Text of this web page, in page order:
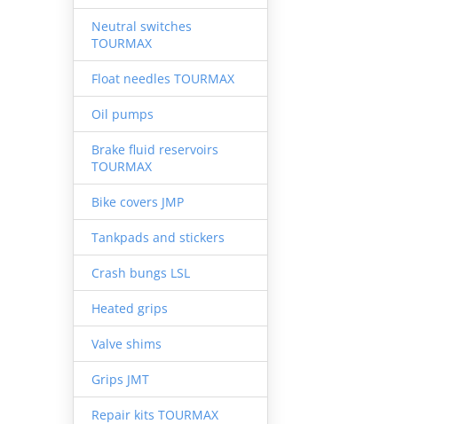
Neutral switches
TOURMAX
Float needles TOURMAX
Oil pumps
Brake fluid reservoirs
TOURMAX
Bike covers JMP
Tankpads and stickers
Crash bungs LSL
Heated grips
Valve shims
Grips JMT
Repair kits TOURMAX